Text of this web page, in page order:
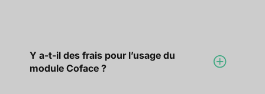
Y a-t-il des frais pour l’usage du
module Coface ?